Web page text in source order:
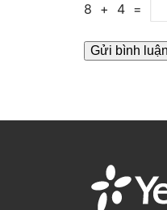
8 + 4 =